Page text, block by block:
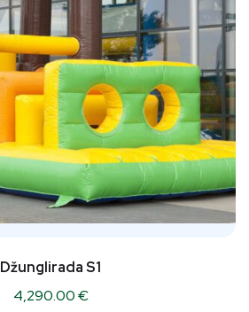
Džunglirada S1
4,290.00€